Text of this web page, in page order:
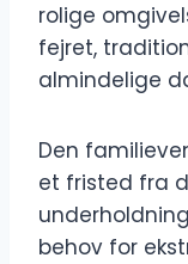
rolige
fejret,
almindelige
Den
et fristed fra
behov for